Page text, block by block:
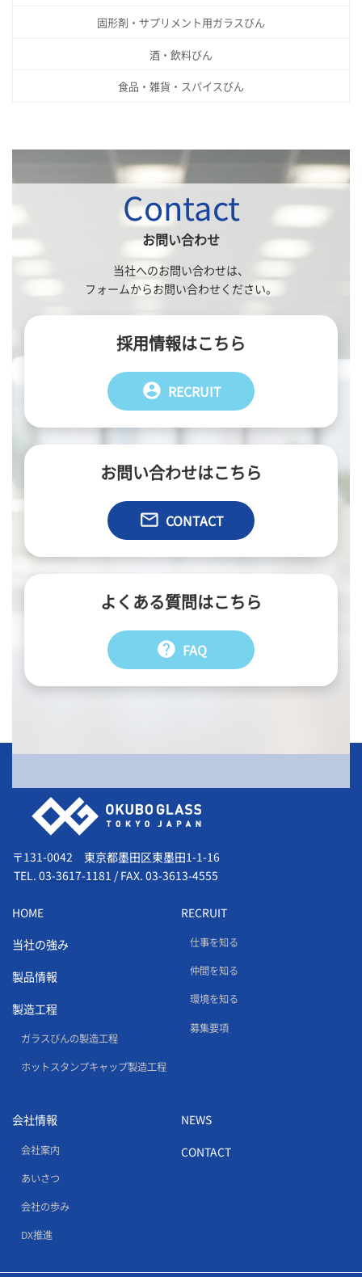
固形剤・サプリメント用ガラスびん
酒・飲料びん
食品・雑貨・スパイスびん
お問い合わせ
Contact
当社へのお問い合わせは、
フォームからお問い合わせください。
採用情報はこちら
account_circle RECRUIT
お問い合わせはこちら
email CONTACT
よくある質問はこちら
help FAQ
会社情報
〒131-0042 東京都墨田区東墨田1-1-16
TEL. 03-3617-1181 / FAX. 03-3613-4555
HOME
当社の強み
製品情報
製造工程
ガラスびんの製造工程
ホットスタンプキャップ製造工程
RECRUIT
仕事を知る
仲間を知る
環境を知る
募集要項
会社情報
会社案内
あいさつ
会社の歩み
DX推進
NEWS
CONTACT